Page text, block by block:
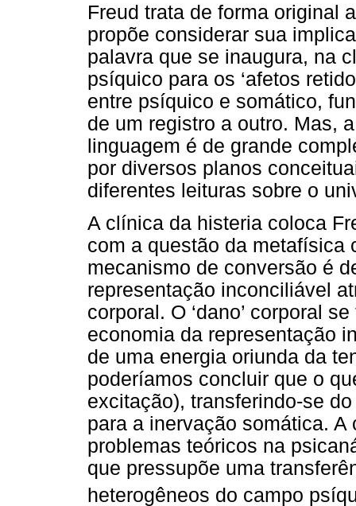
Freud trata de forma original
propõe considerar sua
palavra que se inaugura, na
psíquico para os ‘afetos
entre psíquico e somático,
de um registro a outro. Mas,
linguagem é de grande
por diversos planos
diferentes leituras sobre o
A clínica da histeria coloca
com a questão da metafísica
mecanismo de conversão é
representação inconciliável
corporal. O ‘dano’ corporal
economia da representação
de uma energia oriunda da
poderíamos concluir que o
excitação), transferindo-se
para a inervação somática.
problemas teóricos na
que pressupõe uma
heterogêneos do campo